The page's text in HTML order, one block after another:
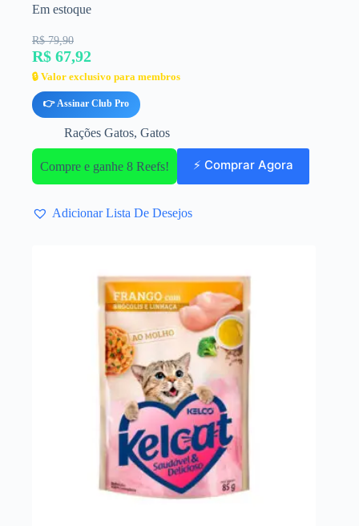
Em estoque
R$ 79,90
R$ 67,92
🔒 Valor exclusivo para membros
👉 Assinar Club Pro
Rações Gatos, Gatos
Compre e ganhe 8 Reefs! ⚡ Comprar Agora
Adicionar Lista De Desejos